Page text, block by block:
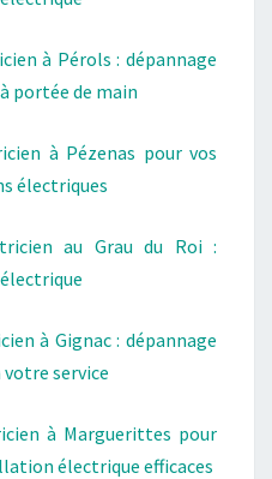
à Pérols : dépannage
portée de main
à Pézenas pour vos
électriques
au Grau du Roi :
à Gignac : dépannage
service
à Marguerittes pour
électrique efficaces